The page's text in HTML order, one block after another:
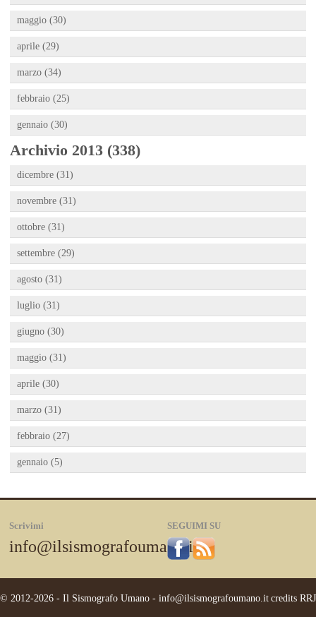
maggio (30)
aprile (29)
marzo (34)
febbraio (25)
gennaio (30)
Archivio 2013 (338)
dicembre (31)
novembre (31)
ottobre (31)
settembre (29)
agosto (31)
luglio (31)
giugno (30)
maggio (31)
aprile (30)
marzo (31)
febbraio (27)
gennaio (5)
Scrivimi
info@ilsismografoumano.it
SEGUIMI SU
© 2012-2026 - Il Sismografo Umano - info@ilsismografoumano.itcredits RRJ